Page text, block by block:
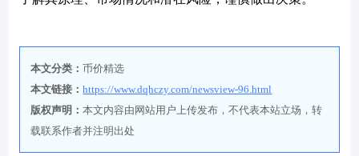
本文分类：币价精选
本文链接：https://www.dqhczy.com/newsview-96.html
版权声明：本文内容由网站用户上传发布，不代表本站立场，转
载联系作者并注明出处